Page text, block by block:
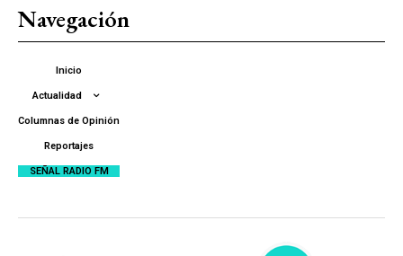
Navegación
Inicio
Actualidad
Columnas de Opinión
Reportajes
SEÑAL RADIO FM